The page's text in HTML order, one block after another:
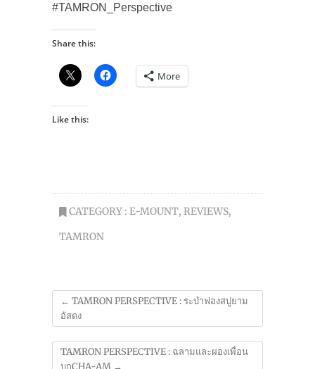
#TAMRON_Perspective
Share this:
More
Like this:
CATEGORY : E-MOUNT, REVIEWS,
TAMRON
← TAMRON PERSPECTIVE : ระบำฟองสบู่ยาม
อัสดง
TAMRON PERSPECTIVE : ฉลามและผองเพื่อน
บุกCHA-AM →